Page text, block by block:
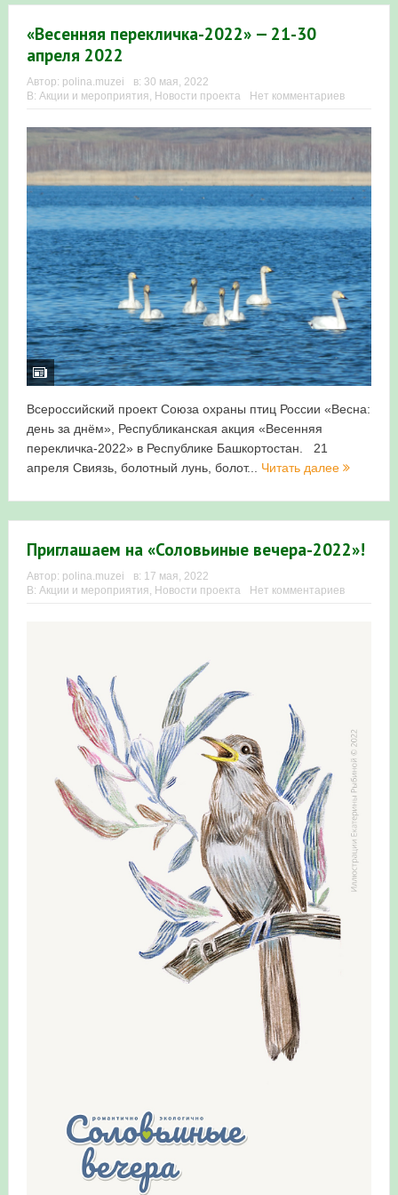
в Республике Башкортостан в 2026 году
«Весенняя перекличка-2022» — 21-30
апреля 2022
Автор: polina.muzei в: 30 мая, 2022
В: Акции и мероприятия, Новости проекта Нет комментариев
Всероссийский проект Союза охраны птиц России «Весна:
день за днём», Республиканская акция «Весенняя
перекличка-2022» в Республике Башкортостан. 21
апреля Свиязь, болотный лунь, болот... Читать далее
Приглашаем на «Соловьиные вечера-2022»!
Автор: polina.muzei в: 17 мая, 2022
В: Акции и мероприятия, Новости проекта Нет комментариев